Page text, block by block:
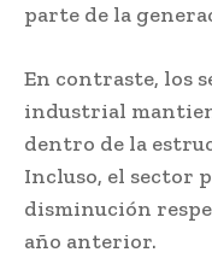
parte de la
En contraste, los
industrial
dentro de la
Incluso, el sector
disminución
año anterior.